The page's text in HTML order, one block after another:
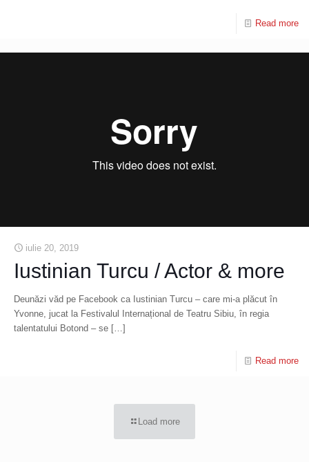
Read more
iulie 20, 2019
Iustinian Turcu / Actor & more
Deunăzi văd pe Facebook ca Iustinian Turcu – care mi-a plăcut în
Yvonne, jucat la Festivalul Internațional de Teatru Sibiu, în regia
talentatului Botond – se […]
Read more
Load more